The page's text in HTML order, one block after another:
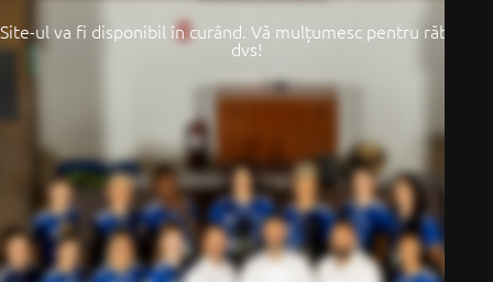
Site-ul va fi disponibil în curând. Vă mulțumesc pentru răbdarea
dvs!